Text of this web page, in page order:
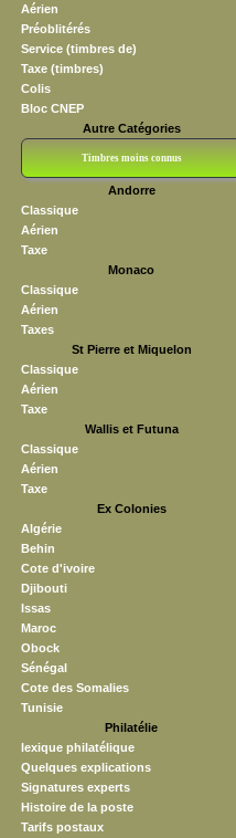
Aérien
Préoblitérés
Service (timbres de)
Taxe (timbres)
Colis
Bloc CNEP
Autre Catégories
Timbres moins connus
Andorre
Classique
Aérien
Taxe
Monaco
Classique
Aérien
Taxes
St Pierre et Miquelon
Classique
Aérien
Taxe
Wallis et Futuna
Classique
Aérien
Taxe
Ex Colonies
Algérie
Behin
Cote d'ivoire
Djibouti
Issas
Maroc
Obock
Sénégal
Cote des Somalies
Tunisie
Philatélie
lexique philatélique
Quelques explications
Signatures experts
Histoire de la poste
Tarifs postaux